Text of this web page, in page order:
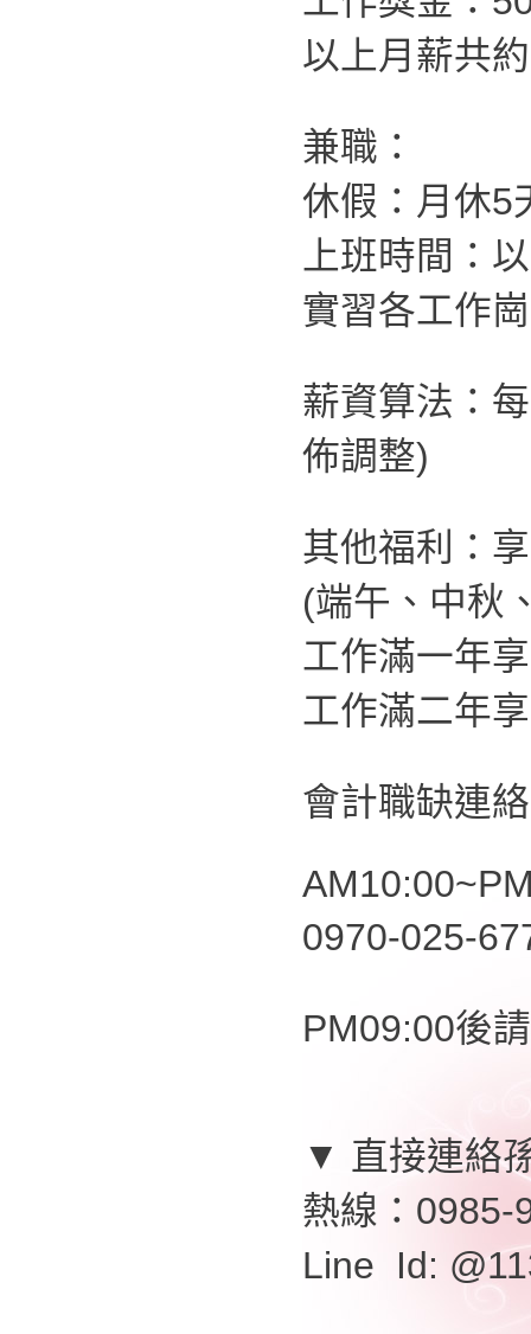
以上月薪共
兼職：
休假：月休5
上班時間：
實習各工作
薪資算法：
佈調整)
其他福利：
(端午、中秋
工作滿一年
工作滿二年
會計職缺連
0970-025-
PM09:00後
▼ 直接連絡
熱線：0985-
Line Id: